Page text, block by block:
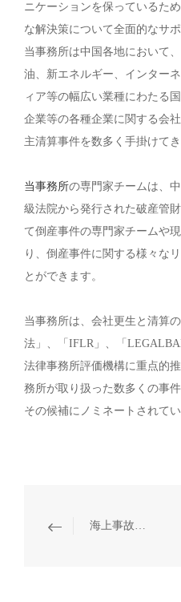
ニケーションを保っているた
な解決策について全面的なサ
当事務所は中国各地において
油、新エネルギー、インター
ィア等の幅広い業種にわたる
企業等の各種企業に関する会
主清算事件を数多く手掛けてき
当事務所の専門家チームは、
級法院から発行された破産管
て倒産事件の専門家チームや
り、倒産事件に関する様々な
とができます。
当事務所は、会社更生と清算
法」、「IFLR」、「
法律事務所評価機構に重点的
務所が取り扱った数多くの事
その候補にノミネートされてい
海上事故処理